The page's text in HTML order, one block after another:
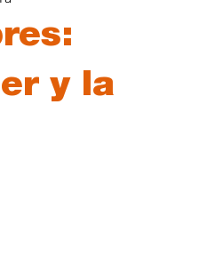
CICA/Sintaxis
y la